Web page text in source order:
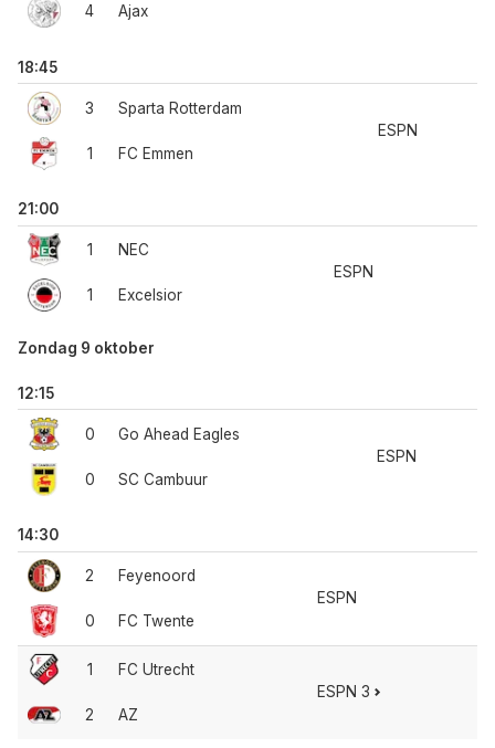
4 Ajax
18:45
3
1
Sparta Rotterdam
FC Emmen
ESPN
21:00
1
1
NEC
Excelsior
ESPN
Zondag 9 oktober
12:15
0
0
Go Ahead Eagles
SC Cambuur
ESPN
14:30
2
0
Feyenoord
FC Twente
ESPN
1
2
FC Utrecht
AZ
ESPN 3